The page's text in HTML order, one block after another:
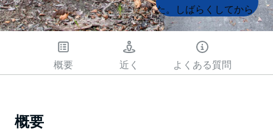
List
List
た。しばらくしてから
もう一度試してくださ
概要 近く よくある質問
概要